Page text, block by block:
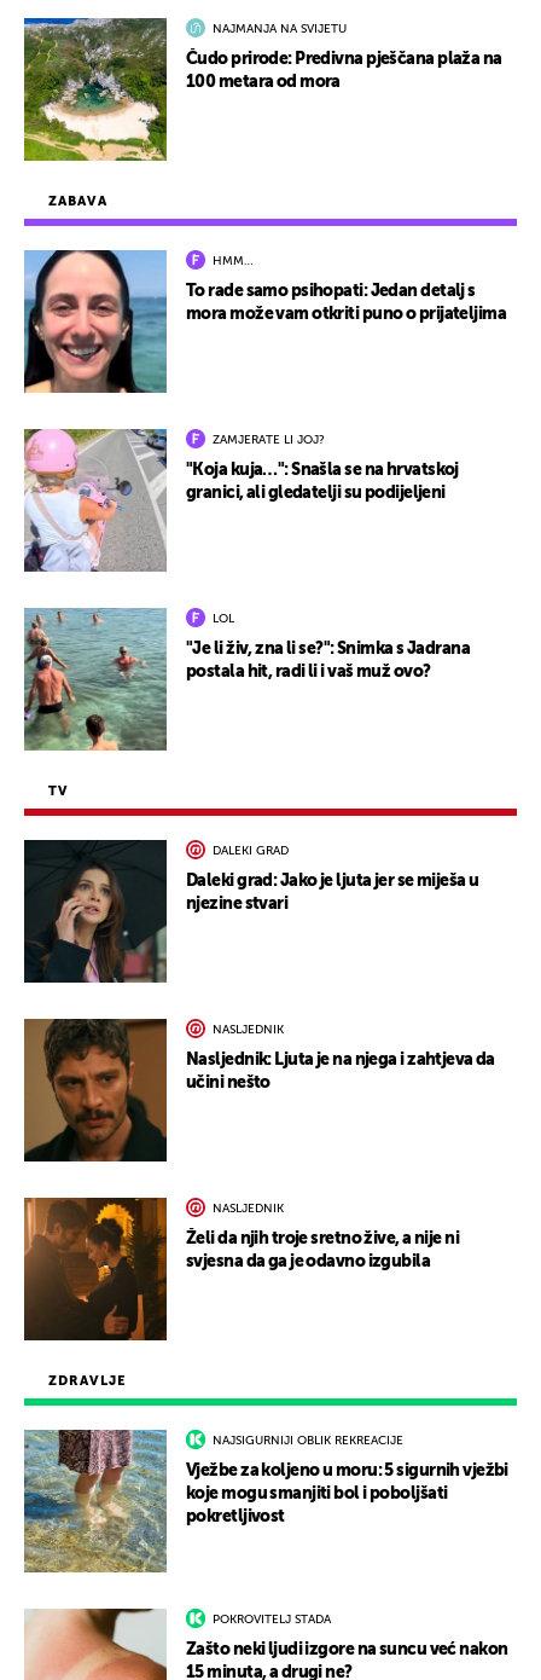
ZDRAVLJE
NAJSIGURNIJI OBLIK REKREACIJE
Vježbe za koljeno u moru: 5 sigurnih vježbi
koje mogu smanjiti bol i poboljšati
pokretljivost
POKROVITELJ STADA
Zašto neki ljudi izgore na suncu već nakon
15 minuta, a drugi ne?
ZABAVA
HMM…
To rade samo psihopati: Jedan detalj s
mora može vam otkriti puno o prijateljima
ZAMJERATE LI JOJ?
"Koja kuja…": Snašla se na hrvatskoj
granici, ali gledatelji su podijeljeni
LOL
"Je li živ, zna li se?": Snimka s Jadrana
postala hit, radi li i vaš muž ovo?
TV
DALEKI GRAD
Daleki grad: Jako je ljuta jer se miješa u
njezine stvari
NASLJEDNIK
Nasljednik: Ljuta je na njega i zahtjeva da
učini nešto
NASLJEDNIK
Želi da njih troje sretno žive, a nije ni
svjesna da ga je odavno izgubila
NAJMANJA NA SVIJETU
Čudo prirode: Predivna pješčana plaža na
100 metara od mora